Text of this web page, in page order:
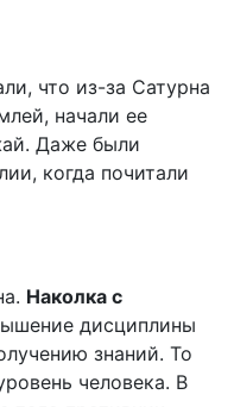
что из-за Сатурна
начали ее
Даже были
когда почитали
Наколка с
дисциплины
знаний. То
человека. В